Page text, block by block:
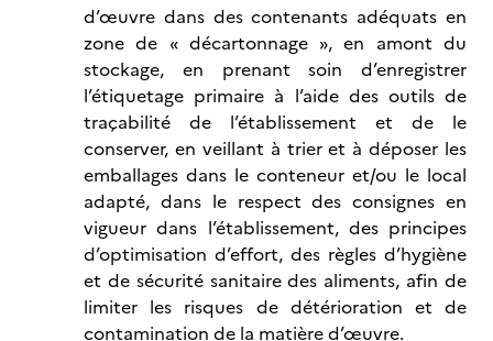
d’œuvre dans des contenants adéquats en
zone de « décartonnage », en amont du
stockage, en prenant soin d’enregistrer
l’étiquetage primaire à l’aide des outils de
traçabilité de l’établissement et de le
conserver, en veillant à trier et à déposer les
emballages dans le conteneur et/ou le local
adapté, dans le respect des consignes en
vigueur dans l’établissement, des principes
d’optimisation d’effort, des règles d’hygiène
et de sécurité sanitaire des aliments, afin de
limiter les risques de détérioration et de
contamination de la matière d’œuvre.